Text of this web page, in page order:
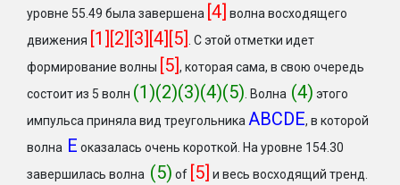
уровне 55.49 была завершена [4] волна восходящего
движения [1][2][3][4][5]. С этой отметки идет
формирование волны [5], которая сама, в свою очередь
состоит из 5 волн (1)(2)(3)(4)(5). Волна (4) этого
импульса приняла вид треугольникаABCDE, в которой
волна Е оказалась очень короткой. На уровне 154.30
завершилась волна (5) of [5] и весь восходящий тренд.